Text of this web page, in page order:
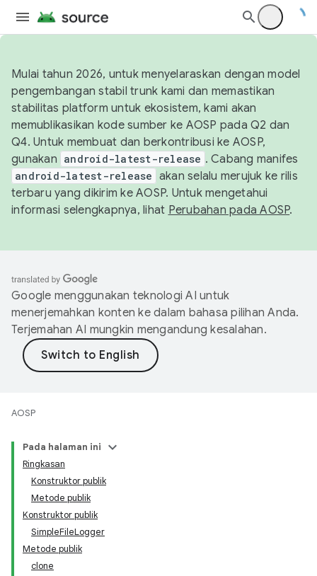
Mulai tahun 2026, untuk menyelaraskan dengan model
pengembangan stabil trunk kami dan memastikan
stabilitas platform untuk ekosistem, kami akan
memublikasikan kode sumber ke AOSP pada Q2 dan
Q4. Untuk membuat dan berkontribusi ke AOSP,
gunakan android-latest-release . Cabang manifes
android-latest-release akan selalu merujuk ke rilis
terbaru yang dikirim ke AOSP. Untuk mengetahui
informasi selengkapnya, lihat Perubahan pada AOSP.
Google menggunakan teknologi AI untuk
menerjemahkan konten ke dalam bahasa pilihan Anda.
Terjemahan AI mungkin mengandung kesalahan.
AOSP
Pada halaman ini
Ringkasan
Konstruktor publik
Metode publik
Konstruktor publik
SimpleFileLogger
Metode publik
clone